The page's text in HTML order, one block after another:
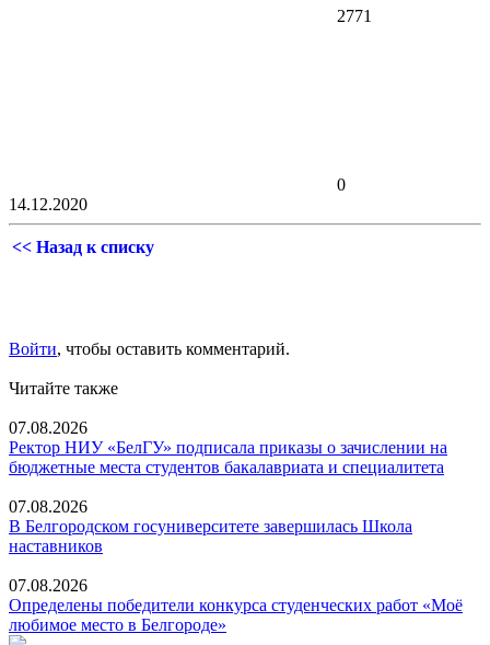
2771
0
14.12.2020
<< Назад к списку
Войти, чтобы оставить комментарий.
Читайте также
07.08.2026
Ректор НИУ «БелГУ» подписала приказы о зачислении на
бюджетные места студентов бакалавриата и специалитета
07.08.2026
В Белгородском госуниверситете завершилась Школа
наставников
07.08.2026
Определены победители конкурса студенческих работ «Моё
любимое место в Белгороде»